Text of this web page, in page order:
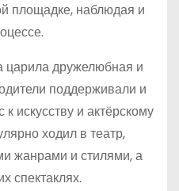
площадке, наблюдая и
царила дружелюбная и
поддерживали и
искусству и актёрскому
ходил в театр,
жанрами и стилями, а
спектаклях.